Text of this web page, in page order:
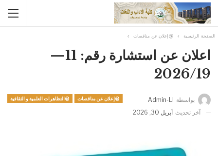
الصفحة الرئيسية @إعلان عن مناقصات
اعلان عن استشارة رقم: 11—
2026/19
@إعلان عن مناقصات @التظاهرات العلمية و الثقافية بواسطة
Admin-Ll
آخر تحديث أبريل 30, 2026